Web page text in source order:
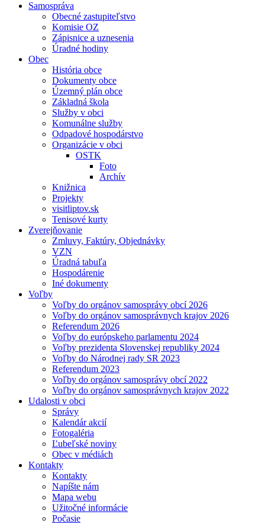
Samospráva
Obecné zastupiteľstvo
Komisie OZ
Zápisnice a uznesenia
Úradné hodiny
Obec
História obce
Dokumenty obce
Územný plán obce
Základná škola
Služby v obci
Komunálne služby
Odpadové hospodárstvo
Organizácie v obci
OSTK
Foto
Archív
Knižnica
Projekty
visitliptov.sk
Tenisové kurty
Zverejňovanie
Zmluvy, Faktúry, Objednávky
VZN
Úradná tabuľa
Hospodárenie
Iné dokumenty
Voľby
Voľby do orgánov samosprávy obcí 2026
Voľby do orgánov samosprávnych krajov 2026
Referendum 2026
Voľby do európskeho parlamentu 2024
Voľby prezidenta Slovenskej republiky 2024
Voľby do Národnej rady SR 2023
Referendum 2023
Voľby do orgánov samosprávy obcí 2022
Voľby do orgánov samosprávnych krajov 2022
Udalosti v obci
Správy
Kalendár akcií
Fotogaléria
Ľubeľské noviny
Obec v médiách
Kontakty
Kontakty
Napíšte nám
Mapa webu
Užitočné informácie
Počasie